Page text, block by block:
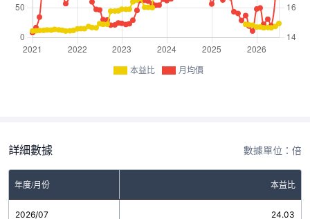
本益比 月均價
詳細數據 數據單位：倍
年度/月份 本益比
2026/07 24.03